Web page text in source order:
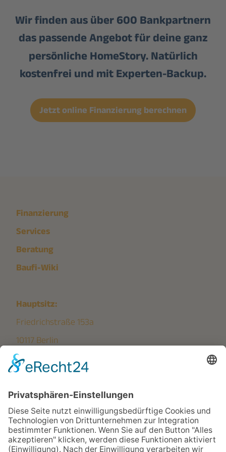
Immobilie berück­sichtigt
werden, z.B. Kaufpreis, Lage,
Objektart. Auch eine
Finanzierungs­bestätigung kann
aber sie stellt schon eine
deutlich konkretere
Wir finden aus über 600 Bankpartnern
das passende Angebot für deine ganz
persönliche HomeStory. Natürlich
kostenfrei und mit Experten-Backup.
Jetzt online Finanzierung berechnen
Finanzierung
Services
Beratung
Baufi-Wiki
Hauptsitz:
Friedrichstraße 153a
10117 Berlin
Fon: +4930863281212
Niederlassung Deutschland
Peterstr. 1, 99084 Erfurt